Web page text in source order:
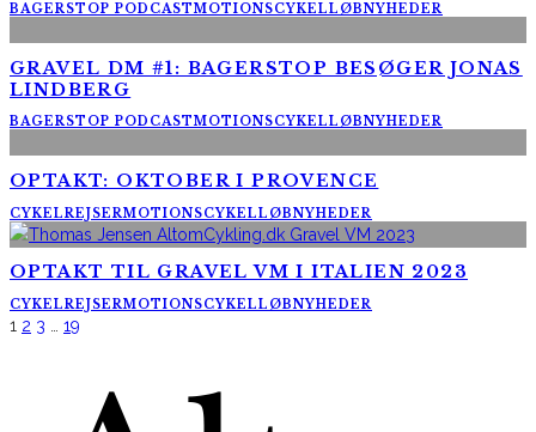
BAGERSTOP PODCASTMOTIONSCYKELLØBNYHEDER
GRAVEL DM #1: BAGERSTOP BESØGER JONAS
LINDBERG
BAGERSTOP PODCASTMOTIONSCYKELLØBNYHEDER
OPTAKT: OKTOBER I PROVENCE
CYKELREJSERMOTIONSCYKELLØBNYHEDER
OPTAKT TIL GRAVEL VM I ITALIEN 2023
CYKELREJSERMOTIONSCYKELLØBNYHEDER
1 2 3 19